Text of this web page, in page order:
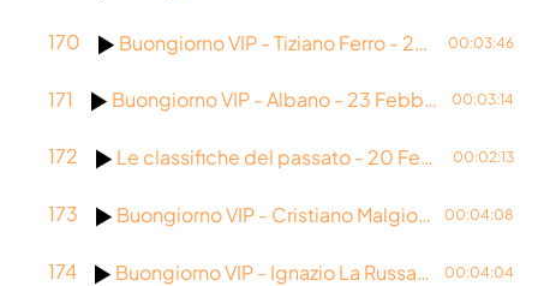
170 Buongiorno VIP - Tiziano Ferro - 24 Febbraio 2026 00:03:46
171 Buongiorno VIP - Albano - 23 Febbraio 2026 00:03:14
172 Le classifiche del passato - 20 Febbraio 2026 00:02:13
173 Buongiorno VIP - Cristiano Malgioglio - 20 Febbraio 2026 00:04:08
174 Buongiorno VIP - Ignazio La Russa - 19 Febbraio 2026 00:04:04